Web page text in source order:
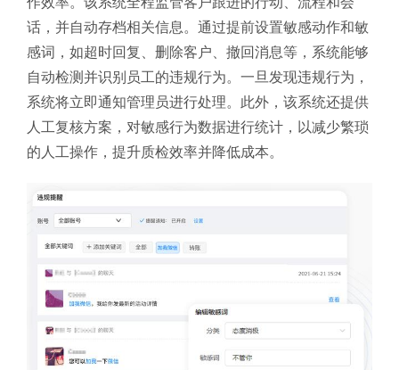
话，并自动存档相关信息。通过提前设置敏感动作和敏
感词，如超时回复、删除客户、撤回消息等，系统能够
自动检测并识别员工的违规行为。一旦发现违规行为，
系统将立即通知管理员进行处理。此外，该系统还提供
人工复核方案，对敏感行为数据进行统计，以减少繁琐
的人工操作，提升质检效率并降低成本。